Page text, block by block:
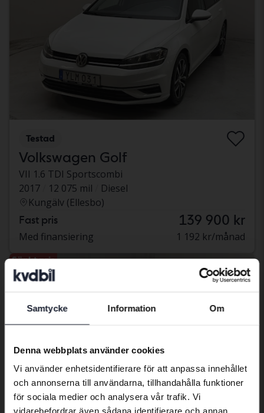
Samtycke Information Om
Denna webbplats använder cookies
Vi använder enhetsidentifierare för att anpassa innehållet
och annonserna till användarna, tillhandahålla funktioner
för sociala medier och analysera vår trafik. Vi
vidarebefordrar även sådana identifierare och annan
Testad
Volkswagen Golf
VII 1.6 TDI Sportscombi
2017
12 075 mil
Diesel
Kungälv (Ellesbo)
Fast pris 139 900 kr
Med finansiering 1 192 kr/månad
Sänkt pris
Preferred language
We have detected that your browser
Swedish. To better service our friends
abroad we have an English language
site (kvdcars.com) that contains all the